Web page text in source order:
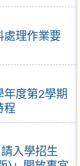
處理作業要
年度第2學期
程
入學招生